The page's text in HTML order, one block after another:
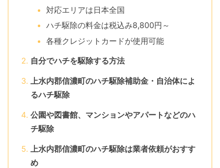
対応エリアは日本全国
ハチ駆除の料金は税込み8,800円～
各種クレジットカードが使用可能
自分でハチを駆除する方法
上水内郡信濃町のハチ駆除補助金・自治体によ
るハチ駆除
公園や図書館、マンションやアパートなどのハ
チ駆除
上水内郡信濃町のハチ駆除は業者依頼がおすす
め